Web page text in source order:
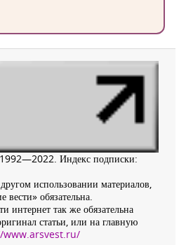
1992—2022. Индекс подписки:
использовании материалов,
вести» обязательна.
интернет так же обязательна
статьи, или на главную